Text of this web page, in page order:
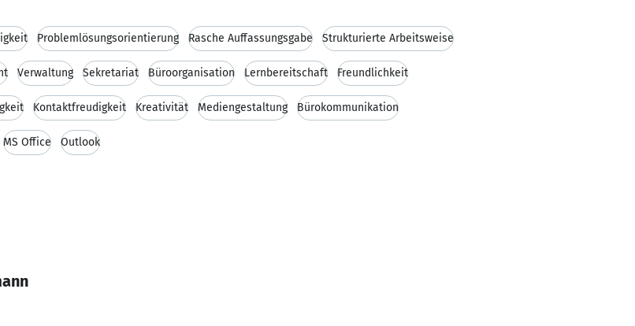
Problemlösungsorientierung Rasche Auffassungsgabe Strukturierte Arbeitsweise
Verwaltung Sekretariat Büroorganisation Lernbereitschaft Freundlichkeit
Kontaktfreudigkeit Kreativität Mediengestaltung Bürokommunikation
MS Office Outlook